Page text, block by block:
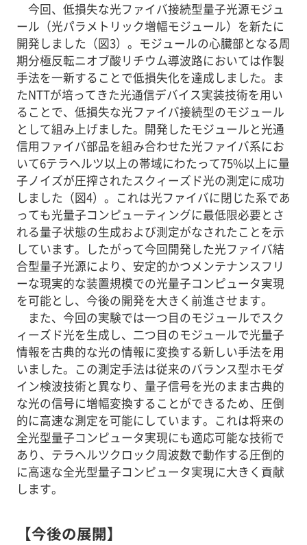
今回、低損失な光ファイバ接続型量子光源モジュ
ール（光パラメトリック増幅モジュール）を新たに
開発しました（図3）。モジュールの心臓部となる周
期分極反転ニオブ酸リチウム導波路においては作製
手法を一新することで低損失化を達成しました。ま
たNTTが培ってきた光通信デバイス実装技術を用い
ることで、低損失な光ファイバ接続型のモジュール
として組み上げました。開発したモジュールと光通
信用ファイバ部品を組み合わせた光ファイバ系にお
いて6テラヘルツ以上の帯域にわたって75%以上に量
子ノイズが圧搾されたスクィーズド光の測定に成功
しました（図4）。これは光ファイバに閉じた系であ
っても光量子コンピューティングに最低限必要とさ
れる量子状態の生成および測定がなされたことを示
しています。したがって今回開発した光ファイバ結
合型量子光源により、安定的かつメンテナンスフリ
ーな現実的な装置規模での光量子コンピュータ実現
を可能とし、今後の開発を大きく前進させます。
また、今回の実験では一つ目のモジュールでスク
ィーズド光を生成し、二つ目のモジュールで光量子
情報を古典的な光の情報に変換する新しい手法を用
いました。この測定手法は従来のバランス型ホモダ
イン検波技術と異なり、量子信号を光のまま古典的
な光の信号に増幅変換することができるため、圧倒
的に高速な測定を可能にしています。これは将来の
全光型量子コンピュータ実現にも適応可能な技術で
あり、テラヘルツクロック周波数で動作する圧倒的
に高速な全光型量子コンピュータ実現に大きく貢献
します。
【今後の展開】